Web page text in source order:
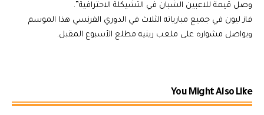
وصل قيمة للاعبين الشبان في التشيكلة الاحترافية”.
فاز ليون في جميع مبارياته الثلاث في الدوري الفرنسي هذا الموسم
ويواصل مشواره على ملعب رينيه مطلع الأسبوع المقبل.
You Might Also Like